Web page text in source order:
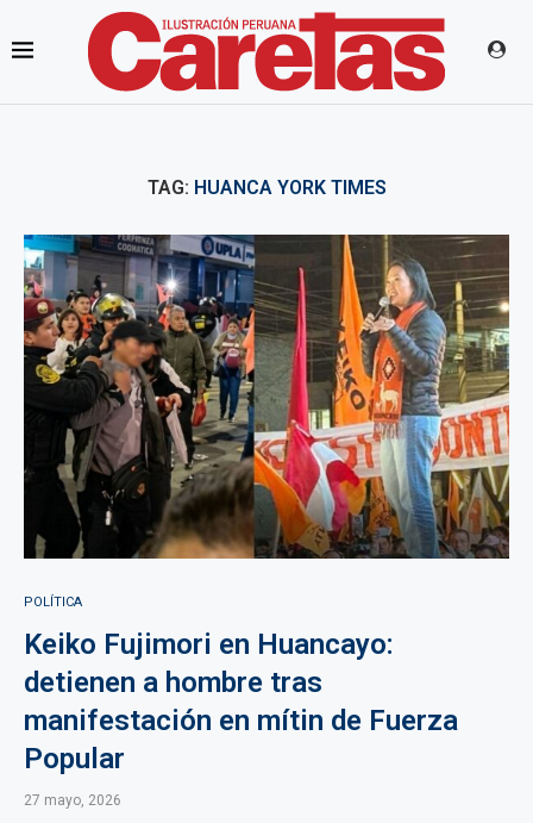
TAG: HUANCA YORK TIMES
POLÍTICA
Keiko Fujimori en Huancayo:
detienen a hombre tras
manifestación en mítin de Fuerza
Popular
27 mayo, 2026